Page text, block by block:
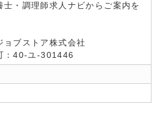
士・調理師求人ナビからご案内を
ョブストア株式会社
：40-ユ-301446